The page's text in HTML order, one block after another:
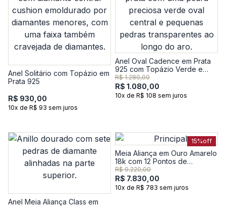
Anel Solitário com Topázio em
Prata 925
R$ 930,00
10x de R$ 93 sem juros
Anel Oval Cadence em Prata
925 com Topázio Verde e
Safira
R$ 1.280,00
R$ 1.080,00
10x de R$ 108 sem juros
Anel Meia Aliança Class em
15%off
Meia Aliança em Ouro Amarelo
18k com 12 Pontos de
Diamantes
R$ 9.220,00
R$ 7.830,00
10x de R$ 783 sem juros